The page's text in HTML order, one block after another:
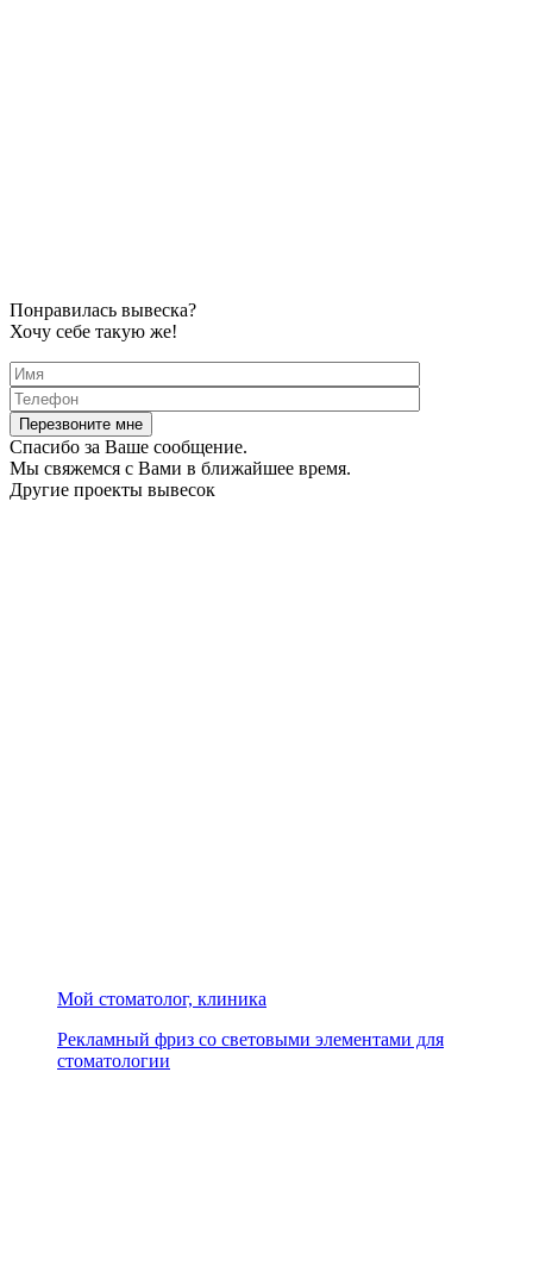
Понравилась вывеска?
Хочу себе такую же!
Спасибо за Ваше сообщение.
Мы свяжемся с Вами в ближайшее время.
Другие проекты вывесок
Мой стоматолог, клиника
Рекламный фриз со световыми элементами для
стоматологии